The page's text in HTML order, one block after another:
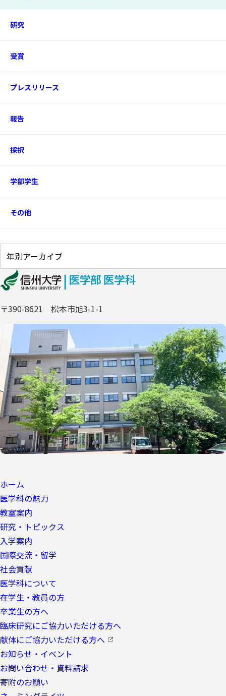
研究
受賞
プレスリリース
報告
採択
学部学生
その他
〒390-8621 松本市旭3-1-1
ホーム
医学科の魅力
教室案内
研究・トピックス
入学案内
国際交流・留学
社会貢献
医学科について
在学生・教員の方
卒業生の方へ
臨床研究にご協力いただける方へ
献体にご協力いただける方へ
お知らせ・イベント
お問い合わせ・資料請求
寄附のお願い